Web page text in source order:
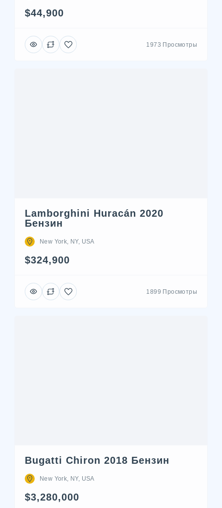
$44,900
1973 Просмотры
Lamborghini Huracán 2020
Бензин
New York, NY, USA
$324,900
1899 Просмотры
Bugatti Chiron 2018 Бензин
New York, NY, USA
$3,280,000